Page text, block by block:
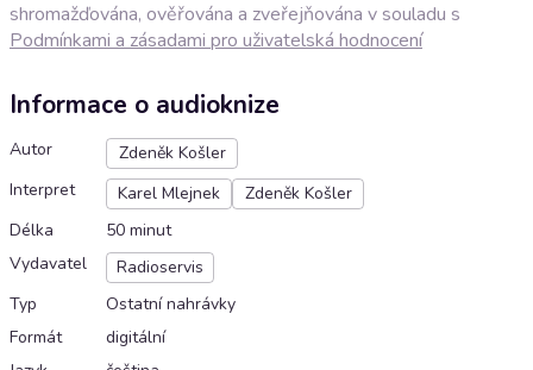
shromažďována, ověřována a zveřejňována v souladu s
Podmínkami a zásadami pro uživatelská hodnocení
Informace o audioknize
Autor
Zdeněk Košler
Interpret
Karel Mlejnek
Zdeněk Košler
Délka
50 minut
Vydavatel
Radioservis
Typ
Ostatní nahrávky
Formát
digitální